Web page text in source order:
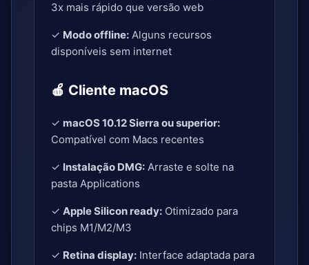
3x mais rápido que versão web
✓ Modo offline: Alguns recursos
disponíveis sem internet
🍎 Cliente macOS
✓ macOS 10.12 Sierra ou superior:
Compatível com Macs recentes
✓ Instalação DMG: Arraste e solte na
pasta Applications
✓ Apple Silicon ready: Otimizado para
chips M1/M2/M3
✓ Retina display: Interface adaptada para